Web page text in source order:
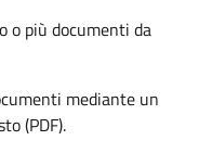
più documenti da
mediante un
(PDF).